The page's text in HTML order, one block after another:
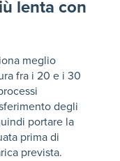
lenta con
meglio
fra i 20 e i 30
degli
portare la
prima di
prevista.